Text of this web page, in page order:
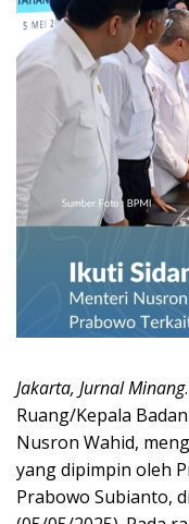
Jakarta, Jurnal Minang
Ruang/Kepala
Nusron Wahid,
yang dipimpin oleh
Prabowo Subianto,